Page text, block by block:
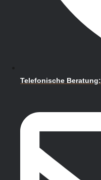
Telefonische Beratung: